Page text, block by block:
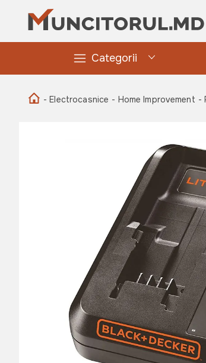
Categorii
- Electrocasnice - Home Improvement -